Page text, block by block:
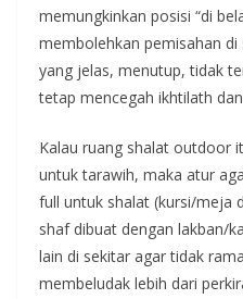
memungkinkan posisi “di
membolehkan pemisahan
yang jelas, menutup, tidak
tetap mencegah ikhtilath
Kalau ruang shalat outdoor
untuk tarawih, maka atur
full untuk shalat (kursi/meja
shaf dibuat dengan lakban/
lain di sekitar agar tidak
membeludak lebih dari